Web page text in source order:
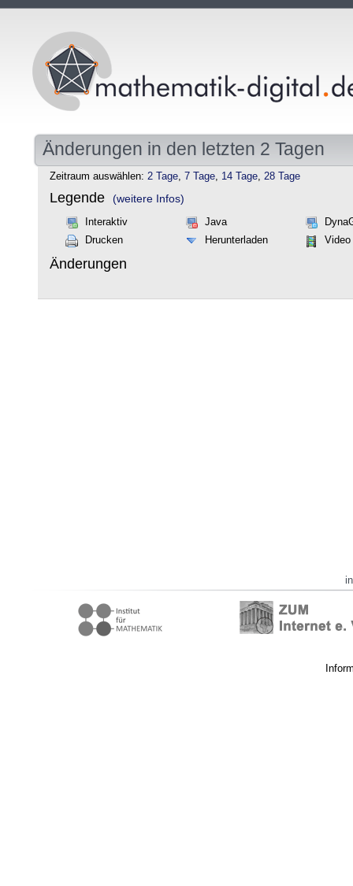
Änderungen in den letzten 2 Tagen
Zeitraum auswählen: 2 Tage, 7 Tage, 14 Tage, 28 Tage
Legende (weitere Infos)
Interaktiv Java
Drucken
Herunterladen Video
Änderungen